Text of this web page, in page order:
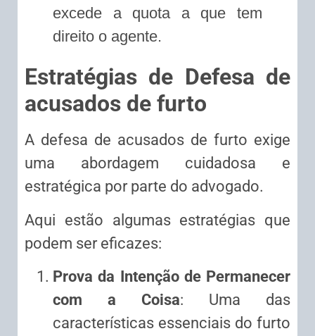
excede a quota a que tem
direito o agente.
Estratégias de Defesa de
acusados de furto
A defesa de acusados de furto exige
uma abordagem cuidadosa e
estratégica por parte do advogado.
Aqui estão algumas estratégias que
podem ser eficazes:
Prova da Intenção de Permanecer
com a Coisa: Uma das
características essenciais do furto